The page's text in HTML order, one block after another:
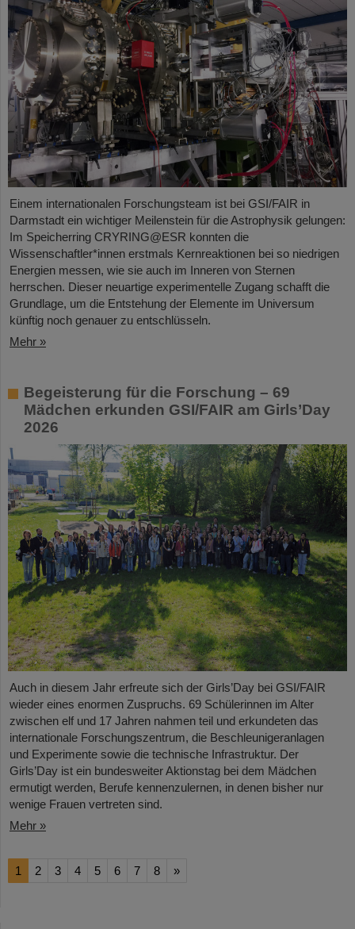
Einem internationalen Forschungsteam ist bei GSI/FAIR in
Darmstadt ein wichtiger Meilenstein für die Astrophysik gelungen:
Im Speicherring CRYRING@ESR konnten die
Wissenschaftler*innen erstmals Kernreaktionen bei so niedrigen
Energien messen, wie sie auch im Inneren von Sternen
herrschen. Dieser neuartige experimentelle Zugang schafft die
Grundlage, um die Entstehung der Elemente im Universum
künftig noch genauer zu entschlüsseln.
Mehr »
Begeisterung für die Forschung – 69
Mädchen erkunden GSI/FAIR am Girls’Day
2026
Auch in diesem Jahr erfreute sich der Girls’Day bei GSI/FAIR
wieder eines enormen Zuspruchs. 69 Schülerinnen im Alter
zwischen elf und 17 Jahren nahmen teil und erkundeten das
internationale Forschungszentrum, die Beschleunigeranlagen
und Experimente sowie die technische Infrastruktur. Der
Girls’Day ist ein bundesweiter Aktionstag bei dem Mädchen
ermutigt werden, Berufe kennenzulernen, in denen bisher nur
wenige Frauen vertreten sind.
Mehr »
1 2 3 4 5 6 7 8 »